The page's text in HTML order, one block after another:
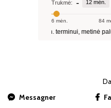
Messagner